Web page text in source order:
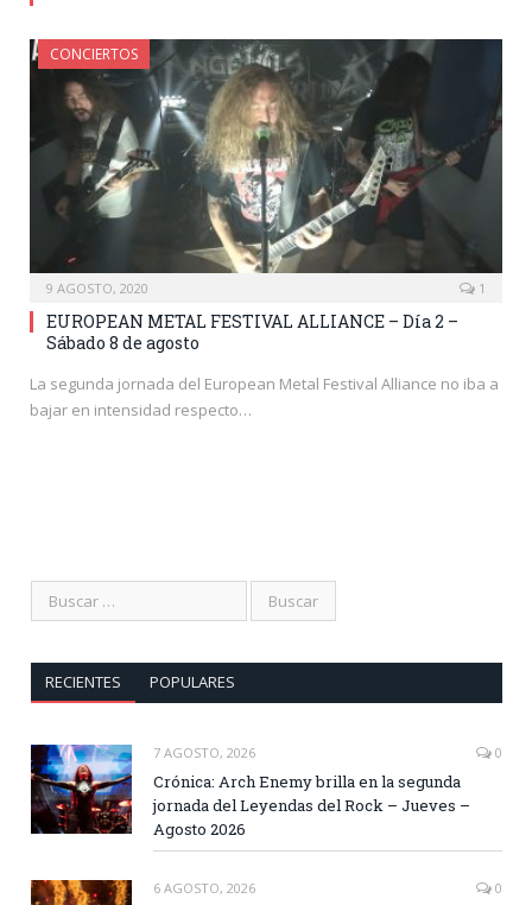
CONCIERTOS
9 AGOSTO, 2020 1
EUROPEAN METAL FESTIVAL ALLIANCE – Día 2 –
Sábado 8 de agosto
La segunda jornada del European Metal Festival Alliance no iba a
bajar en intensidad respecto…
RECIENTES POPULARES
7 AGOSTO, 2026 0
Crónica: Arch Enemy brilla en la segunda
jornada del Leyendas del Rock – Jueves –
Agosto 2026
6 AGOSTO, 2026 0